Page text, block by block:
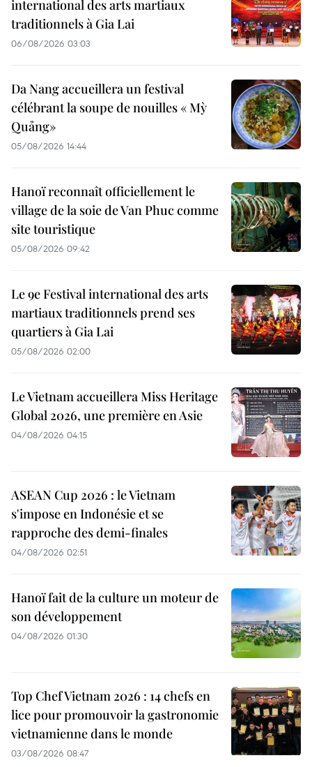
international des arts martiaux
traditionnels à Gia Lai
06/08/2026 03:03
Da Nang accueillera un festival
célébrant la soupe de nouilles « Mỳ
Quảng»
05/08/2026 14:44
Hanoï reconnaît officiellement le
village de la soie de Van Phuc comme
site touristique
05/08/2026 09:42
Le 9e Festival international des arts
martiaux traditionnels prend ses
quartiers à Gia Lai
05/08/2026 02:00
Le Vietnam accueillera Miss Heritage
Global 2026, une première en Asie
04/08/2026 04:15
ASEAN Cup 2026 : le Vietnam
s'impose en Indonésie et se
rapproche des demi-finales
04/08/2026 02:51
Hanoï fait de la culture un moteur de
son développement
04/08/2026 01:30
Top Chef Vietnam 2026 : 14 chefs en
lice pour promouvoir la gastronomie
vietnamienne dans le monde
03/08/2026 08:47